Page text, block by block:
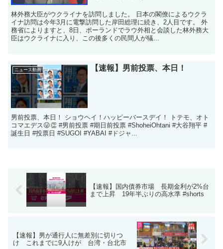
林外務大臣がウクライナを訪問しました。 日本の閣僚によるウクラ
イナ訪問は今年3月に電撃訪問した岸田総理に続き、2人目です。 外
務省によりますと、8日、ポーランドでラウ外相と会談した林外務大
臣はウクライナに入り、この後多くの民間人が犠...
ニュース動画 【速報】男前投票、本日！
男前投票、本日！ ショウヘイ！ハッピーバースデイ！ トテモ、オト
コマエデス😛👏 #男前投票 #期日前投票 #ShoheiOhtani #大谷翔平 #
誕生日 #投票日 #SUGOI #YABAI #ドジャ...
【速報】国内債券市場 長期金利が2%台
まで上昇 19年半ぶりの高水準 #shorts
【速報】男が通行人に無差別に切りつ
け これまでに9人けが 台湾・台北市